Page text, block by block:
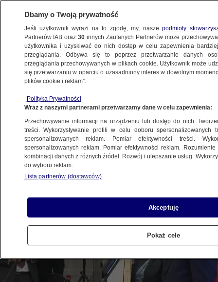
ŚWIAT
Europy
3.10.2019, 12:22
Udostępnij
Dbamy o Twoją prywatność
Jeśli użytkownik wyrazi na to zgodę, my, naszepodmioty
Partnerów IAB oraz30 innych Zaufanych Partnerów może
użytkownika i uzyskiwać do nich dostęp w celu zapewnienia
przeglądania. Odbywa się to poprzez przetwarzanie danych
przeglądania przechowywanych w plikach cookie. Użytkownik może
się przetwarzaniu w oparciu o uzasadniony interes w dowolnym
plików cookie i reklam”.
Polityka Prywatności
Wraz z naszymi partnerami przetwarzamy dane w celu zapewnienia:
Przechowywanie informacji na urządzeniu lub dostęp do nich.
treści. Wykorzystywanie profili w celu doboru spersonalizowanych
spersonalizowanych reklam. Pomiar efektywności treści.
spersonalizowanych reklam. Pomiar efektywności reklam.
kombinacji danych z różnych źródeł. Rozwój i ulepszanie usług.
do wyboru reklam.
Lista partnerów (dostawców)
Akceptuję
Pokaż cele